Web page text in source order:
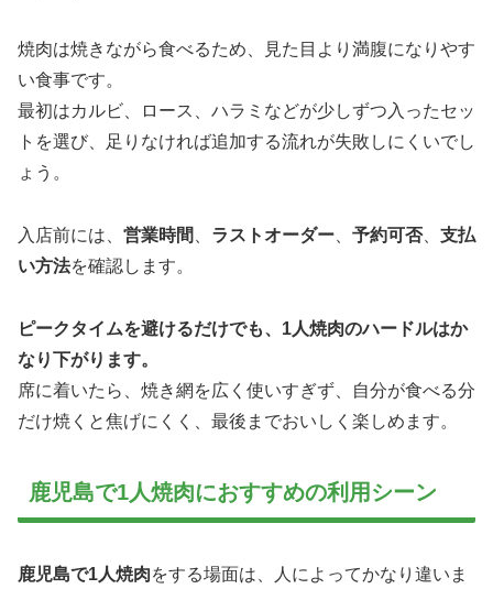
焼肉は焼きながら食べるため、見た目より満腹になりやす
い食事です。
最初はカルビ、ロース、ハラミなどが少しずつ入ったセッ
トを選び、足りなければ追加する流れが失敗しにくいでし
ょう。
入店前には、 営業時間 ラストオーダー 予約可否、 支払
い方法を確認します。
ピークタイムを避けるだけでも、1人焼肉のハードルはか
なり下がります。
席に着いたら、焼き網を広く使いすぎず、自分が食べる分
だけ焼くと焦げにくく、最後までおいしく楽しめます。
鹿児島で1人焼肉におすすめの利用シーン
鹿児島で1人焼肉をする場面は、人によってかなり違いま